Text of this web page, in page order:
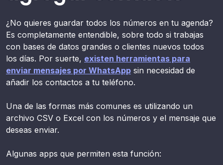
¿No quieres guardar todos los números en tu agenda?
Es completamente entendible, sobre todo si trabajas
con bases de datos grandes o clientes nuevos todos
los días. Por suerte, existen herramientas para
enviar mensajes por WhatsApp sin necesidad de
añadir los contactos a tu teléfono.
Una de las formas más comunes es utilizando un
archivo CSV o Excel con los números y el mensaje que
deseas enviar.
Algunas apps que permiten esta función: